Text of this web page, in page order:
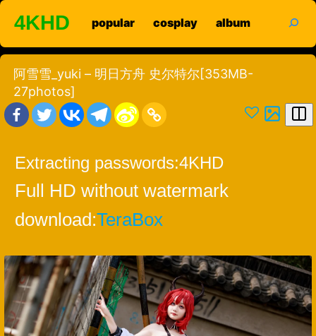
Skip
content
4KHD popular cosplay album
阿雪雪_yuki – 明日方舟 史尔特尔[353MB-
27photos]
Extracting passwords:4KHD
Full HD without watermark
download:TeraBox